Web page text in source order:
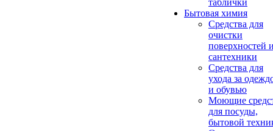
таблички
Бытовая химия
Средства для
очистки
поверхностей
сантехники
Средства для
ухода за
и обувью
Моющие
для посуды,
бытовой